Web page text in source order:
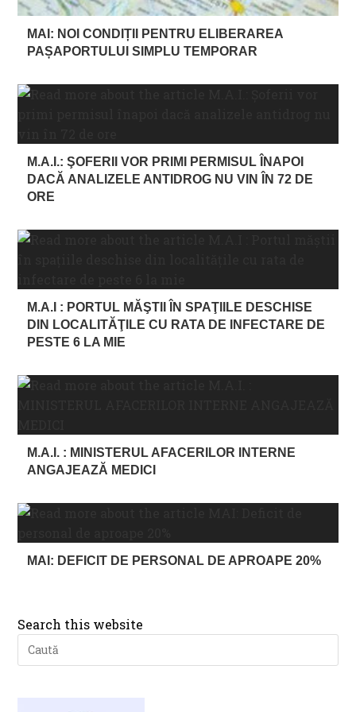
MAI: NOI CONDIȚII PENTRU ELIBERAREA
PAȘAPORTULUI SIMPLU TEMPORAR
M.A.I.: ŞOFERII VOR PRIMI PERMISUL ÎNAPOI
DACĂ ANALIZELE ANTIDROG NU VIN ÎN 72 DE
ORE
M.A.I : PORTUL MĂŞTII ÎN SPAŢIILE DESCHISE
DIN LOCALITĂŢILE CU RATA DE INFECTARE DE
PESTE 6 LA MIE
M.A.I. : MINISTERUL AFACERILOR INTERNE
ANGAJEAZĂ MEDICI
MAI: DEFICIT DE PERSONAL DE APROAPE 20%
Search this website